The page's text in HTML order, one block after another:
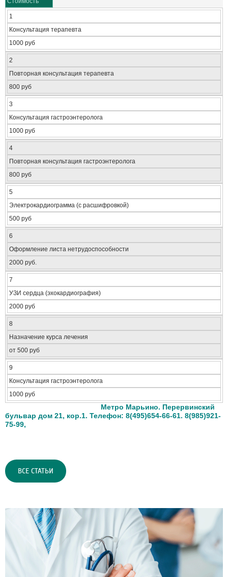
1
Консультация терапевта
1000 руб
2
Повторная консультация терапевта
800 руб
3
Консультация гастроэнтеролога
1000 руб
4
Повторная консультация гастроэнтеролога
800 руб
5
Электрокардиограмма (с расшифровкой)
500 руб
6
Оформление листа нетрудоспособности
2000 руб.
7
УЗИ сердца (эхокардиография)
2000 руб
8
Назначение курса лечения
от 500 руб
9
Консультация гастроэнтеролога
1000 руб
Метро Марьино. Перервинский
бульвар дом 21, кор.1. Телефон: 8(495)654-66-61. 8(985)921-
75-99,
ВСЕ СТАТЬИ